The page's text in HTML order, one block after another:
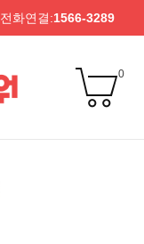
전화연결:1566-3289
0